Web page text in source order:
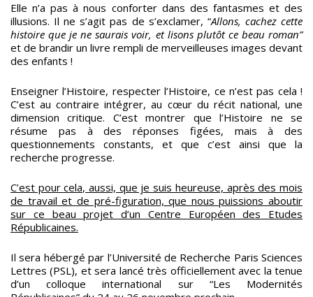
Elle n’a pas à nous conforter dans des fantasmes et des
illusions. Il ne s’agit pas de s’exclamer, “Allons, cachez cette
histoire que je ne saurais voir, et lisons plutôt ce beau roman”
et de brandir un livre rempli de merveilleuses images devant
des enfants !
Enseigner l’Histoire, respecter l’Histoire, ce n’est pas cela !
C’est au contraire intégrer, au cœur du récit national, une
dimension critique. C’est montrer que l’Histoire ne se
résume pas à des réponses figées, mais à des
questionnements constants, et que c’est ainsi que la
recherche progresse.
C’est pour cela, aussi, que je suis heureuse, après des mois
de travail et de pré-figuration, que nous puissions aboutir
sur ce beau projet d’un Centre Européen des Etudes
Républicaines.
Il sera hébergé par l’Université de Recherche Paris Sciences
Lettres (PSL), et sera lancé très officiellement avec la tenue
d’un colloque international sur “Les Modernités